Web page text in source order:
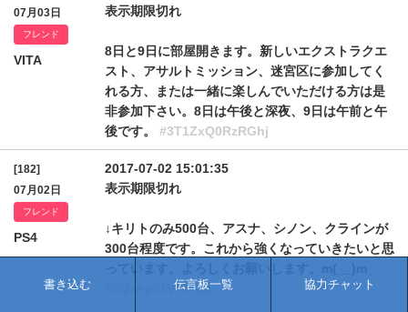
07月03日
フレンド
VITA
表示期限切れ
8日と9日に部屋開きます。新しいエクストラクエ
スト、アサルトミッション、迷宮区に参加してく
れる方、または一緒に楽しんでいただける方は是
非参加下さい。8日は午後と深夜、9日は午前と午
後です。 #3T1ZxQ0RzRGhj
[182]
07月02日
フレンド
PS4
2017-07-02 15:01:35
表示期限切れ
↓キリトのみ500台、アスナ、シノン、クラインが
300台程度です。これから強くなっていきたいと思
#5QzAyS1VYbXpj
書き込む 伝言板一覧 協力チャット